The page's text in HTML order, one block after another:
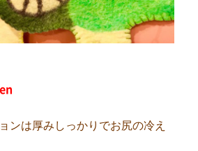
ンは厚みしっかりでお尻の冷え